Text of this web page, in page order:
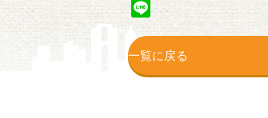
Line
一覧に戻る